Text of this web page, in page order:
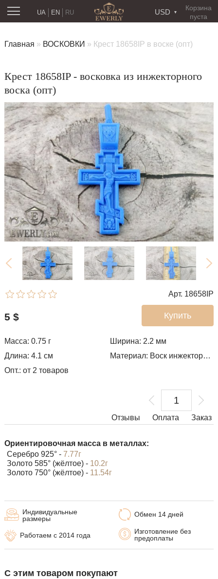
Корзина
пуста
USD
RU
UA EN
Главная » ВОСКОВКИ » Крест 18658IP в воске (опт)
Крест 18658IP - восковка из инжекторного
воска (опт)
Арт. 18658IP
Купить
5 $
Масса: 0.75 г Ширина: 2.2 мм
Длина: 4.1 см
Материал: Воск инжекторный
Опт.: от 2 товаров
Отзывы Заказ
Оплата
Ориентировочная масса в металлах:
Серебро 925° - 7.77г
Золото 585° (жёлтое) - 10.2г
Золото 750° (жёлтое) - 11.54г
Обмен 14 дней
Изготовление без
предоплаты
Индивидуальные
размеры
Работаем с 2014 года
С этим товаром покупают